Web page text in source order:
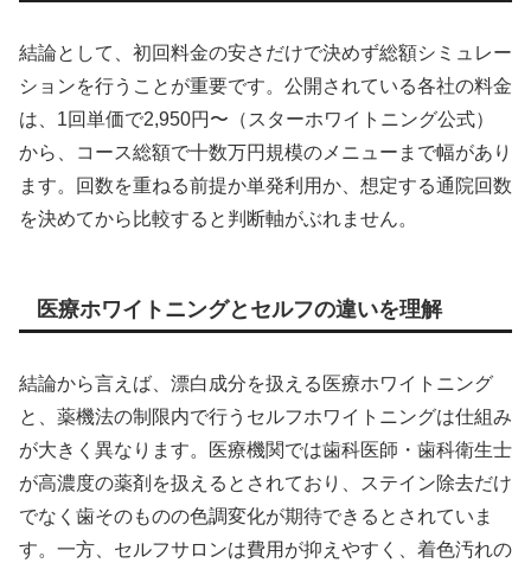
結論として、初回料金の安さだけで決めず総額シミュレー
ションを行うことが重要です。公開されている各社の料金
は、1回単価で2,950円〜（スターホワイトニング公式）
から、コース総額で十数万円規模のメニューまで幅があり
ます。回数を重ねる前提か単発利用か、想定する通院回数
を決めてから比較すると判断軸がぶれません。
医療ホワイトニングとセルフの違いを理解
結論から言えば、漂白成分を扱える医療ホワイトニング
と、薬機法の制限内で行うセルフホワイトニングは仕組み
が大きく異なります。医療機関では歯科医師・歯科衛生士
が高濃度の薬剤を扱えるとされており、ステイン除去だけ
でなく歯そのものの色調変化が期待できるとされていま
す。一方、セルフサロンは費用が抑えやすく、着色汚れの